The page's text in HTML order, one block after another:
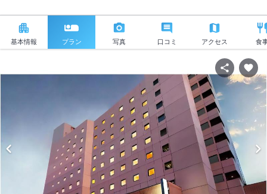
基本情報 プラン 写真 口コミ アクセス 食